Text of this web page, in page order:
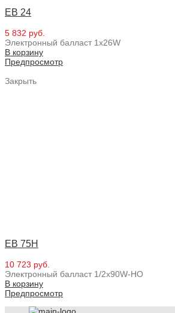
EB 24
5 832 руб.
Электронный балласт 1x26W
В корзину
Предпросмотр
Закрыть
EB 75H
10 723 руб.
Электронный балласт 1/2x90W-HO
В корзину
Предпросмотр